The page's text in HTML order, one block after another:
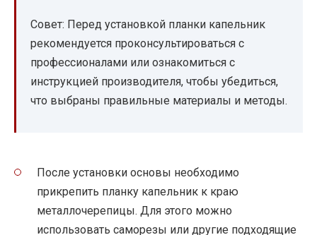
Совет: Перед установкой планки капельник
рекомендуется проконсультироваться с
профессионалами или ознакомиться с
инструкцией производителя, чтобы убедиться,
что выбраны правильные материалы и методы.
После установки основы необходимо
прикрепить планку капельник к краю
металлочерепицы. Для этого можно
использовать саморезы или другие подходящие